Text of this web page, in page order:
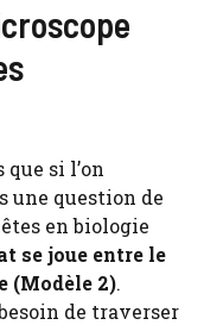
que si l’on
une question de
en biologie
se joue entre le
(Modèle 2).
de traverser